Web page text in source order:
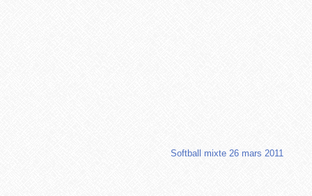
Softball mixte 26 mars 2011